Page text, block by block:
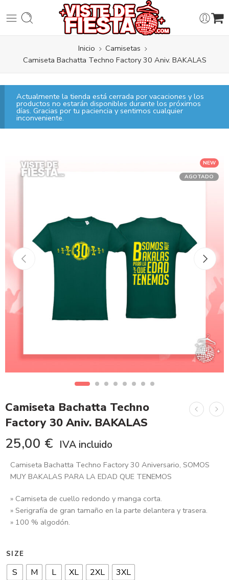
Inicio
Camisetas
Camiseta Bachatta Techno Factory 30 Aniv. BAKALAS
Actualmente la tienda está cerrada por vacaciones y los
productos no estarán disponibles durante los próximos
días. Gracias por tu paciencia y sentimos cualquier
inconveniente.
NEW
AGOTADO
Camiseta Bachatta Techno
Factory 30 Aniv. BAKALAS
25,00 € IVA incluido
Camiseta Bachatta Techno Factory 30 Aniversario, SOMOS
MUY BAKALAS PARA LA EDAD QUE TENEMOS
» Camiseta de cuello redondo y manga corta.
» Serigrafía de gran tamaño en la parte delantera y trasera.
» 100 % algodón.
SIZE
S M L XL 2XL 3XL